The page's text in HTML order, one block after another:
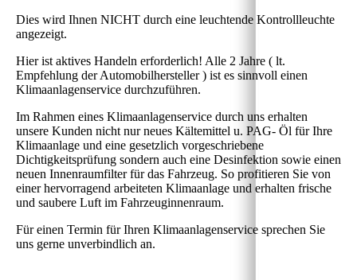
Dies wird Ihnen NICHT durch eine leuchtende Kontrollleuchte
angezeigt.
Hier ist aktives Handeln erforderlich! Alle 2 Jahre ( lt.
Empfehlung der Automobilhersteller ) ist es sinnvoll einen
Klimaanlagenservice durchzuführen.
Im Rahmen eines Klimaanlagenservice durch uns erhalten
unsere Kunden nicht nur neues Kältemittel u. PAG- Öl für Ihre
Klimaanlage und eine gesetzlich vorgeschriebene
Dichtigkeitsprüfung sondern auch eine Desinfektion sowie einen
neuen Innenraumfilter für das Fahrzeug. So profitieren Sie von
einer hervorragend arbeiteten Klimaanlage und erhalten frische
und saubere Luft im Fahrzeuginnenraum.
Für einen Termin für Ihren Klimaanlagenservice sprechen Sie
uns gerne unverbindlich an.